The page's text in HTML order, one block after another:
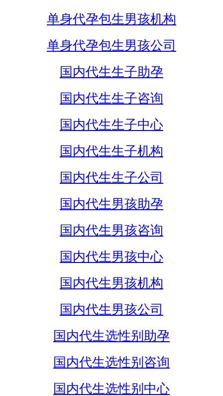
单身代孕包生男孩机构
单身代孕包生男孩公司
国内代生生子助孕
国内代生生子咨询
国内代生生子中心
国内代生生子机构
国内代生生子公司
国内代生男孩助孕
国内代生男孩咨询
国内代生男孩中心
国内代生男孩机构
国内代生男孩公司
国内代生选性别助孕
国内代生选性别咨询
国内代生选性别中心